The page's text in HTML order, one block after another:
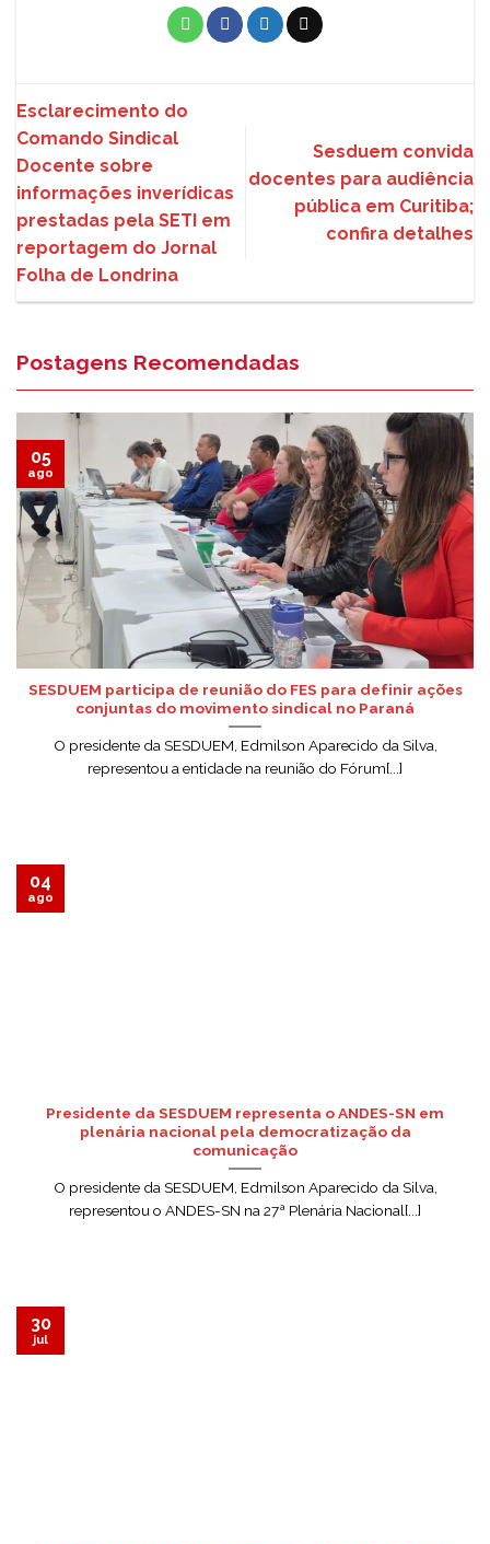
Esclarecimento do
Comando Sindical
Docente sobre
informações inverídicas
prestadas pela SETI em
reportagem do Jornal
Folha de Londrina
Sesduem convida
docentes para audiência
pública em Curitiba;
confira detalhes
Postagens Recomendadas
SESDUEM participa de reunião do FES para definir ações
conjuntas do movimento sindical no Paraná
O presidente da SESDUEM, Edmilson Aparecido da Silva,
representou a entidade na reunião do Fórum[...]
05
ago
Presidente da SESDUEM representa o ANDES-SN em
plenária nacional pela democratização da
comunicação
O presidente da SESDUEM, Edmilson Aparecido da Silva,
representou o ANDES-SN na 27ª Plenária Nacional[...]
04
ago
30
jul